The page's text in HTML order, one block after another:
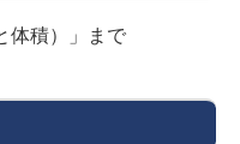
体積）」まで